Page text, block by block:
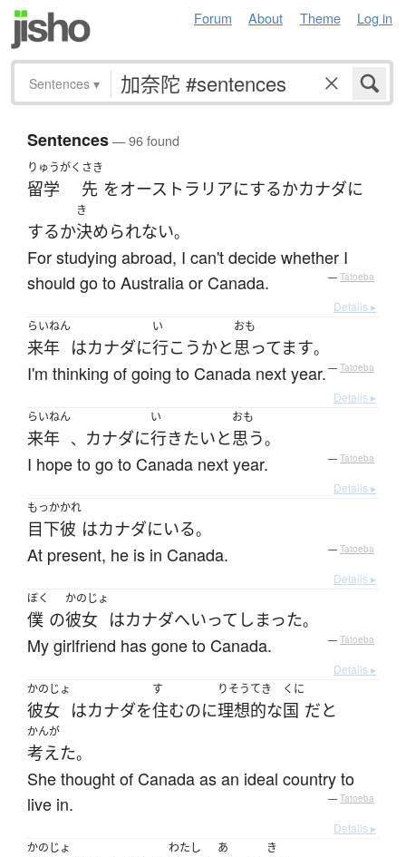
Forum About Theme Log in
Sentences ▾
Sentences— 96 found
りゅうがく
留学
さき
先 をオーストラリアにするかカナダに
するか
き
決められない。
For studying abroad, I can't decide whether I
should go to Australia or Canada.
— Tatoeba
Details ▸
らいねん
来年 はカナダに
い
行こうかと
おも
思ってます。
I'm thinking of going to Canada next year. — Tatoeba
Details ▸
らいねん
来年 、 カナダに
い
行きたいと
おも
思う。
I hope to go to Canada next year. — Tatoeba
Details ▸
もっか
目下
かれ
彼 はカナダにいる。
At present, he is in Canada. — Tatoeba
Details ▸
ぼく
僕 の
かのじょ
彼女 はカナダへいって しまった。
My girlfriend has gone to Canada. — Tatoeba
Details ▸
かのじょ
彼女 はカナダを
す
住むのに
りそうてき
理想的な
くに
国 だと
かんが
考えた。
She thought of Canada as an ideal country to
live in.
— Tatoeba
Details ▸
かのじょ
わたし あ き